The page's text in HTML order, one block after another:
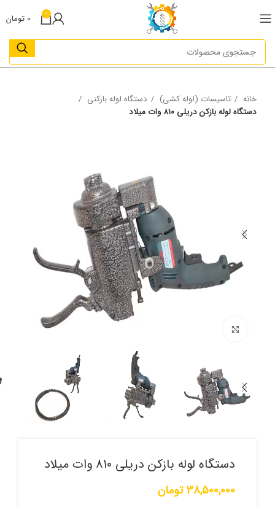
0
0 تومان
خانه تاسیسات (لوله کشی)
دستگاه لوله بازکنی
دستگاه لوله بازکن دریلی 810 وات میلاد
دستگاه لوله بازکن دریلی 810 وات میلاد
38,500,000 تومان